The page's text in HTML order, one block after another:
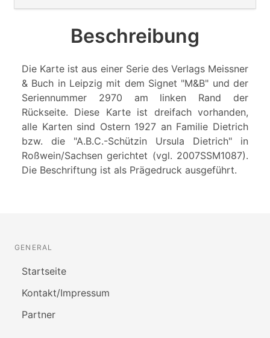
Beschreibung
Die Karte ist aus einer Serie des Verlags Meissner
& Buch in Leipzig mit dem Signet "M&B" und der
Seriennummer 2970 am linken Rand der
Rückseite. Diese Karte ist dreifach vorhanden,
alle Karten sind Ostern 1927 an Familie Dietrich
bzw. die "A.B.C.-Schützin Ursula Dietrich" in
Roßwein/Sachsen gerichtet (vgl. 2007SSM1087).
Die Beschriftung ist als Prägedruck ausgeführt.
GENERAL
Startseite
Kontakt/Impressum
Partner